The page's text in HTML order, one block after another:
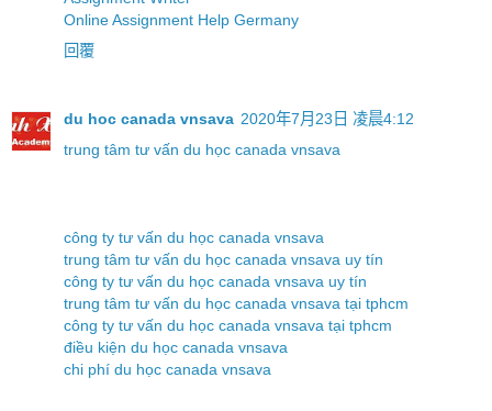
Online Assignment Help Germany
回覆
du hoc canada vnsava 2020年7月23日 凌晨4:12
trung tâm tư vấn du học canada vnsava
công ty tư vấn du học canada vnsava
trung tâm tư vấn du học canada vnsava uy tín
công ty tư vấn du học canada vnsava uy tín
trung tâm tư vấn du học canada vnsava tại tphcm
công ty tư vấn du học canada vnsava tại tphcm
điều kiện du học canada vnsava
chi phí du học canada vnsava